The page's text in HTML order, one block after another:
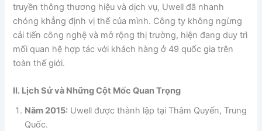
truyền thông thương hiệu và dịch vụ, Uwell đã nhanh
chóng khẳng định vị thế của mình. Công ty không ngừng
cải tiến công nghệ và mở rộng thị trường, hiện đang duy trì
mối quan hệ hợp tác với khách hàng ở 49 quốc gia trên
toàn thế giới.
II. Lịch Sử và Những Cột Mốc Quan Trọng
Năm 2015: Uwell được thành lập tại Thâm Quyến, Trung
Quốc.